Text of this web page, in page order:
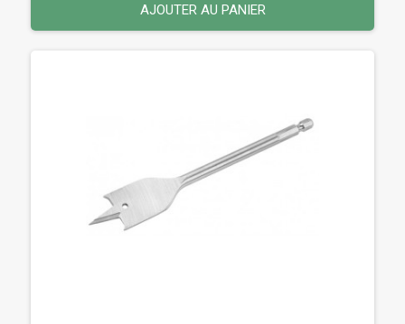
AJOUTER AU PANIER